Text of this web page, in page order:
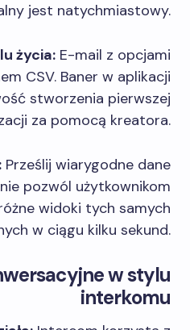
jest natychmiastowy.
życia: E-mail z opcjami
CSV. Baner w aplikacji
stworzenia pierwszej
za pomocą kreatora.
Prześlij wiarygodne dane
pozwól użytkownikom
widoki tych samych
w ciągu kilku sekund.
w stylu
interkomu